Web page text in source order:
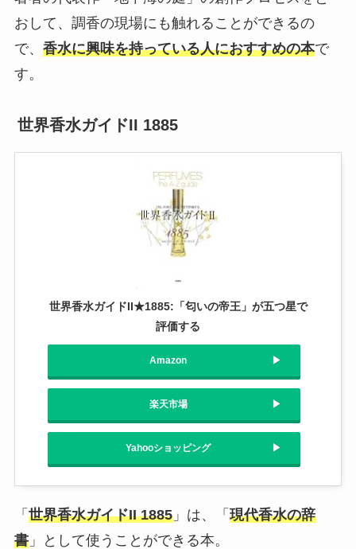
おして、調香の現場にも触れることができるの
で、 香水に興味を持っている人におすすめの本で
す。
世界香水ガイドII 1885
世界香水ガイドII★1885:「匂いの帝王」が五つ星で
評価する
Amazon
楽天市場
Yahooショッピング
「 世界香水ガイドII 1885」は、「 現代香水の辞
書」として使うことができる本。